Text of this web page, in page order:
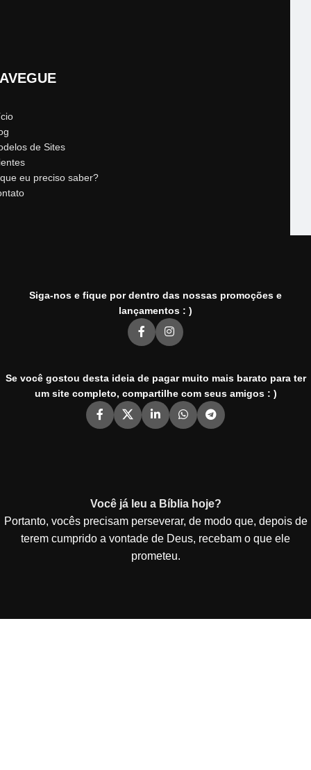
de Sites
eu preciso saber?
Siga-nos e fique por dentro das nossas promoções e
lançamentos : )
Se você gostou desta ideia de pagar muito mais barato para ter
um site completo, compartilhe com seus amigos : )
Você já leu a Bíblia hoje?
Portanto, vocês precisam perseverar, de modo que, depois de
terem cumprido a vontade de Deus, recebam o que ele
prometeu.